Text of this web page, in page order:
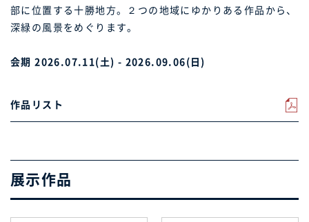
部に位置する十勝地方。２つの地域にゆかりある作品から、
深緑の風景をめぐります。
会期 2026.07.11(土) - 2026.09.06(日)
作品リスト
展示作品